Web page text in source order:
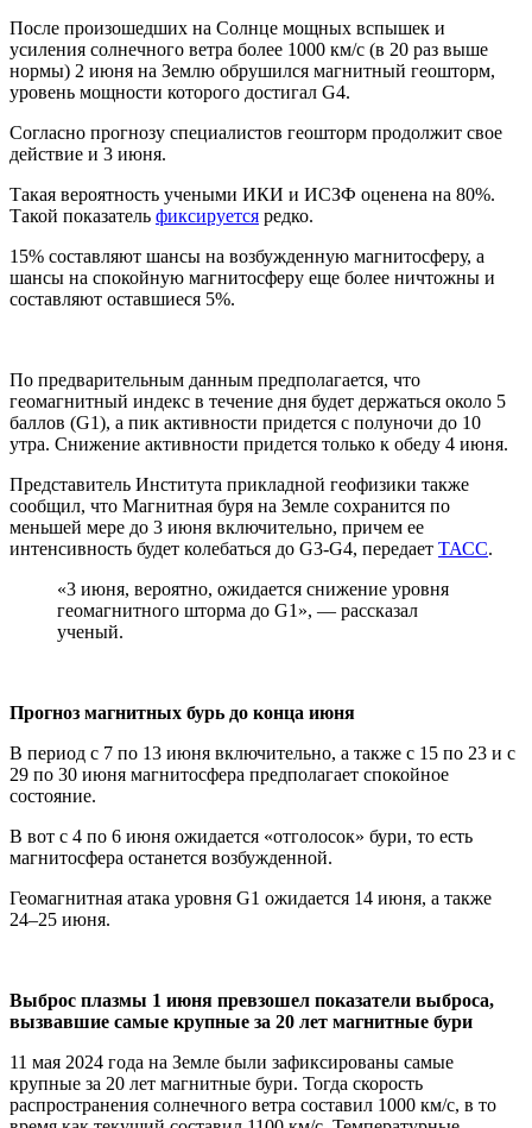
После произошедших на Солнце мощных вспышек и
усиления солнечного ветра более 1000 км/с (в 20 раз выше
нормы) 2 июня на Землю обрушился магнитный геошторм,
уровень мощности которого достигал G4.
Согласно прогнозу специалистов геошторм продолжит свое
действие и 3 июня.
Такая вероятность учеными ИКИ и ИСЗФ оценена на 80%.
Такой показатель фиксируется редко.
15% составляют шансы на возбужденную магнитосферу, а
шансы на спокойную магнитосферу еще более ничтожны и
составляют оставшиеся 5%.
По предварительным данным предполагается, что
геомагнитный индекс в течение дня будет держаться около 5
баллов (G1), а пик активности придется с полуночи до 10
утра. Снижение активности придется только к обеду 4 июня.
Представитель Института прикладной геофизики также
сообщил, что Магнитная буря на Земле сохранится по
меньшей мере до 3 июня включительно, причем ее
интенсивность будет колебаться до G3-G4, передает ТАСС.
«3 июня, вероятно, ожидается снижение уровня
геомагнитного шторма до G1», — рассказал
ученый.
Прогноз магнитных бурь до конца июня
В период с 7 по 13 июня включительно, а также с 15 по 23 и с
29 по 30 июня магнитосфера предполагает спокойное
состояние.
В вот с 4 по 6 июня ожидается «отголосок» бури, то есть
магнитосфера останется возбужденной.
Геомагнитная атака уровня G1 ожидается 14 июня, а также
24–25 июня.
Выброс плазмы 1 июня превзошел показатели выброса,
вызвавшие самые крупные за 20 лет магнитные бури
11 мая 2024 года на Земле были зафиксированы самые
крупные за 20 лет магнитные бури. Тогда скорость
распространения солнечного ветра составил 1000 км/с, в то